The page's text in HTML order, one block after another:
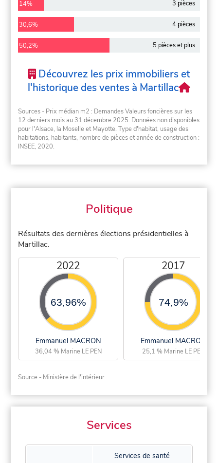
14% 3 pièces
30,6% 4 pièces
50,2% 5 pièces et plus
Découvrez les prix immobiliers et
l'historique des ventes à Martillac
Sources - Prix médian m2 : Demandes Valeurs foncières sur les
12 derniers mois au 31 décembre 2025. Données non disponibles
pour l'Alsace, la Moselle et Mayotte. Type d'habitat, usage des
habitations, habitants, nombre de pièces et année de construction :
INSEE, 2020.
Politique
Résultats des dernières élections présidentielles à
Martillac.
2022
63,96%
Emmanuel MACRON
36,04 % Marine LE PEN
2017
74,9%
Emmanuel MACRON
25,1 % Marine LE PEN
Source - Ministère de l'intérieur
Services
Services de santé